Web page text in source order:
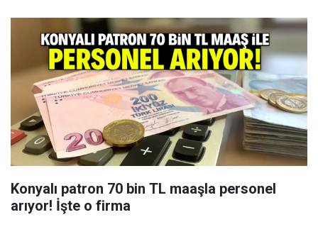
Konyalı patron 70 bin TL maaşla personel
arıyor! İşte o firma